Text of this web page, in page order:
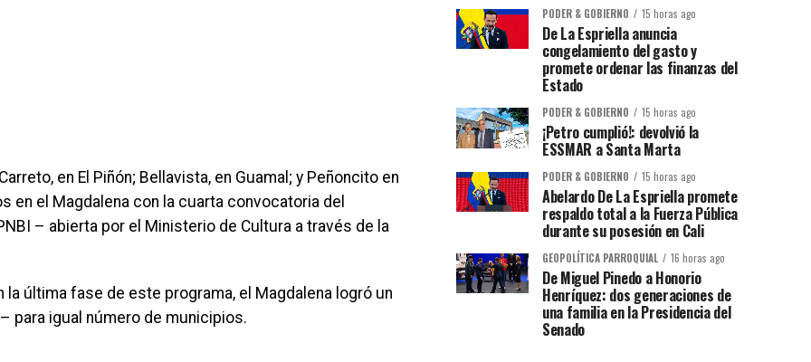
en El Piñón; Bellavista, en Guamal; y Peñoncito en
el Magdalena con la cuarta convocatoria del
– abierta por el Ministerio de Cultura a través de la
última fase de este programa, el Magdalena logró un
para igual número de municipios.
PODER & GOBIERNO 15 horas ago
De La Espriella anuncia
congelamiento del gasto y
promete ordenar las finanzas del
Estado
PODER & GOBIERNO 15 horas ago
¡Petro cumplió!: devolvió la
ESSMAR a Santa Marta
PODER & GOBIERNO 15 horas ago
Abelardo De La Espriella promete
respaldo total a la Fuerza Pública
durante su posesión en Cali
GEOPOLÍTICA PARROQUIAL 16 horas ago
De Miguel Pinedo a Honorio
Henríquez: dos generaciones de
una familia en la Presidencia del
Senado